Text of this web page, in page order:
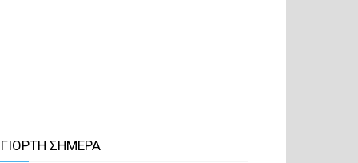
ΣΗΜΕΡΑ